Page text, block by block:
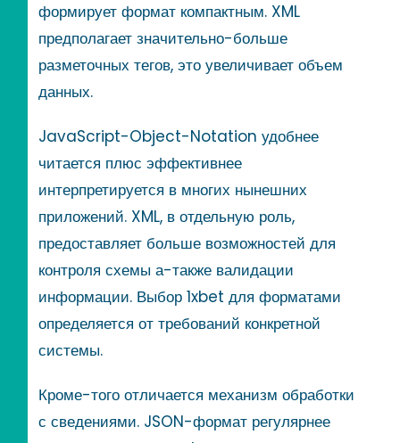
формирует формат компактным. XML
предполагает значительно-больше
разметочных тегов, это увеличивает объем
данных.
JavaScript-Object-Notation удобнее
читается плюс эффективнее
интерпретируется в многих нынешних
приложений. XML, в отдельную роль,
предоставляет больше возможностей для
контроля схемы а-также валидации
информации. Выбор 1xbet для форматами
определяется от требований конкретной
системы.
Кроме-того отличается механизм обработки
с сведениями. JSON-формат регулярнее